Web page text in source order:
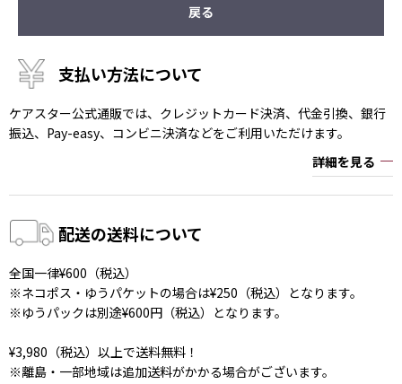
戻る
支払い方法について
ケアスター公式通販では、クレジットカード決済、代金引換、銀行
振込、Pay-easy、コンビニ決済などをご利用いただけます。
詳細を見る
配送の送料について
全国一律¥600（税込）
※ネコポス・ゆうパケットの場合は¥250（税込）となります。
※ゆうパックは別途¥600円（税込）となります。
¥3,980（税込）以上で送料無料！
※離島・一部地域は追加送料がかかる場合がございます。